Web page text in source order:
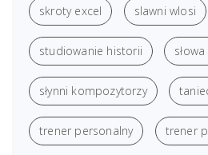
skroty excel slawni wlosi
studiowanie historii
słynni kompozytorzy
trener personalny trener